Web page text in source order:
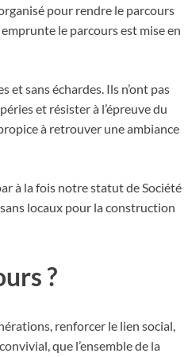
pour rendre le parcours
le parcours est mise en
et sans échardes. Ils n’ont pas
et résister à l’épreuve du
à retrouver une ambiance
à la fois notre statut de Société
locaux pour la construction
?
renforcer le lien social,
que l’ensemble de la